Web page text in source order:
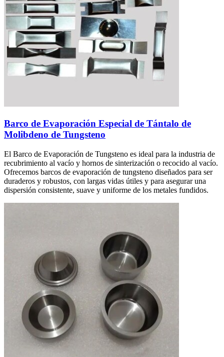
Barco de Evaporación Especial de Tántalo de
Molibdeno de Tungsteno
El Barco de Evaporación de Tungsteno es ideal para la industria de
recubrimiento al vacío y hornos de sinterización o recocido al vacío.
Ofrecemos barcos de evaporación de tungsteno diseñados para ser
duraderos y robustos, con largas vidas útiles y para asegurar una
dispersión consistente, suave y uniforme de los metales fundidos.